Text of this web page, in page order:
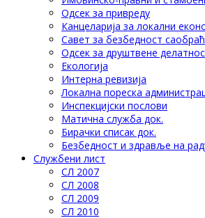
Одсек за привреду
Канцеларија за локални
Савет за безбедност
Одсек за друштвене
Eкологија
Интерна ревизија
Локална пореска
Инспекцијски послови
Матична служба док.
Бирачки списак док.
Безбедност и здравље на
Службени лист
СЛ 2007
СЛ 2008
СЛ 2009
СЛ 2010